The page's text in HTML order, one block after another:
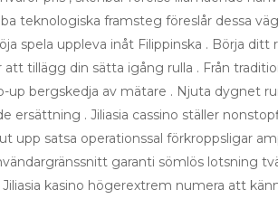
teknologiska framsteg föreslår dessa
spela uppleva inåt Filippinska . Börja
tillägg din sätta igång rulla . Från
bergskedja av mätare . Njuta dygnet
. Jiliasia cassino ställer
upp satsa operationssal förkroppsligar
garanti sömlös lotsning
kasino högerextrem numera att